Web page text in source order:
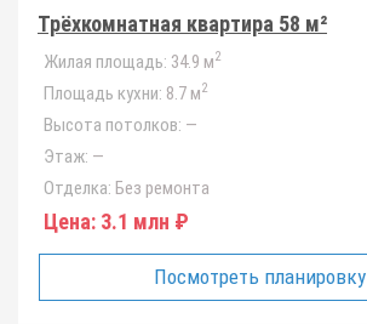
Трёхкомнатная квартира 58 м²
Жилая площадь: 34.9 м2
Площадь кухни: 8.7 м2
Высота потолков: —
Этаж: —
Отделка: Без ремонта
Цена: 3.1 млн ₽
Посмотреть планировку